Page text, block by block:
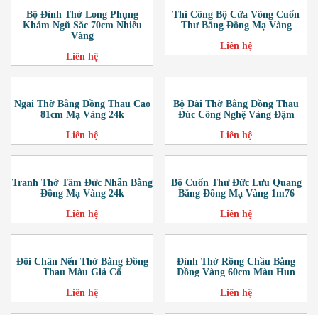
Bộ Đỉnh Thờ Long Phụng
Khảm Ngũ Sắc 70cm Nhiều
Vàng
Liên hệ
Thi Công Bộ Cửa Võng Cuốn
Thư Bằng Đồng Mạ Vàng
Liên hệ
Ngai Thờ Bằng Đồng Thau Cao
81cm Mạ Vàng 24k
Liên hệ
Bộ Đài Thờ Bằng Đồng Thau
Đúc Công Nghệ Vàng Đậm
Liên hệ
Tranh Thờ Tâm Đức Nhẫn Bằng
Đồng Mạ Vàng 24k
Liên hệ
Bộ Cuốn Thư Đức Lưu Quang
Bằng Đồng Mạ Vàng 1m76
Liên hệ
Đôi Chân Nến Thờ Bằng Đồng
Thau Màu Giả Cổ
Liên hệ
Đỉnh Thờ Rồng Chầu Bằng
Đồng Vàng 60cm Màu Hun
Liên hệ